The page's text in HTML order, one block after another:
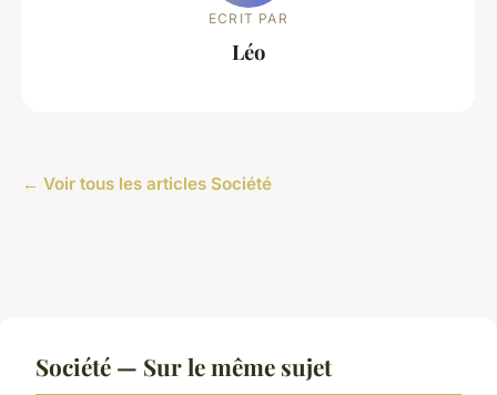
ECRIT PAR
Léo
← Voir tous les articles Société
Société — Sur le même sujet